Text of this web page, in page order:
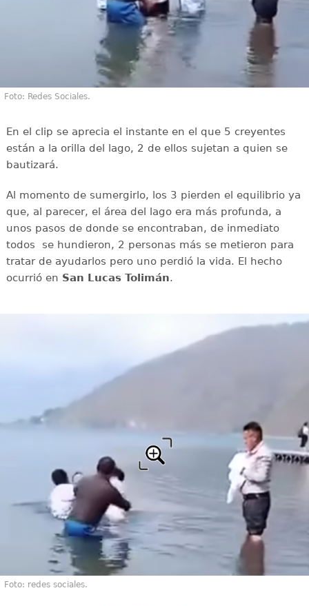
Foto: Redes Sociales.
En el clip se aprecia el instante en el que 5 creyentes
están a la orilla del lago, 2 de ellos sujetan a quien se
bautizará.
Al momento de sumergirlo, los 3 pierden el equilibrio ya
que, al parecer, el área del lago era más profunda, a
unos pasos de donde se encontraban, de inmediato
todos se hundieron, 2 personas más se metieron para
tratar de ayudarlos pero uno perdió la vida. El hecho
ocurrió en San Lucas Tolimán.
Foto: redes sociales.